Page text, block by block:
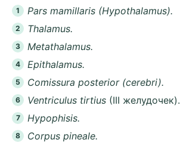
Pars mamillaris (Hypothalamus).
Thalamus.
Metathalamus.
Epithalamus.
Comissura posterior (cerebri).
Ventriculus tirtius (III желудочек).
Hypophisis.
Corpus pineale.